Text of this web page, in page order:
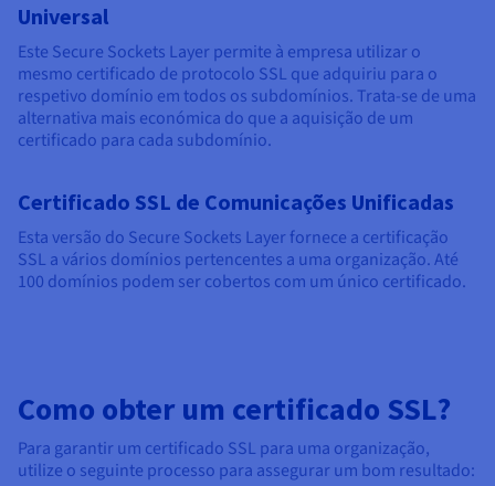
Universal
Este Secure Sockets Layer permite à empresa utilizar o
mesmo certificado de protocolo SSL que adquiriu para o
respetivo domínio em todos os subdomínios. Trata-se de uma
alternativa mais económica do que a aquisição de um
certificado para cada subdomínio.
Certificado SSL de Comunicações Unificadas
Esta versão do Secure Sockets Layer fornece a certificação
SSL a vários domínios pertencentes a uma organização. Até
100 domínios podem ser cobertos com um único certificado.
Como obter um certificado SSL?
Para garantir um certificado SSL para uma organização,
utilize o seguinte processo para assegurar um bom resultado: